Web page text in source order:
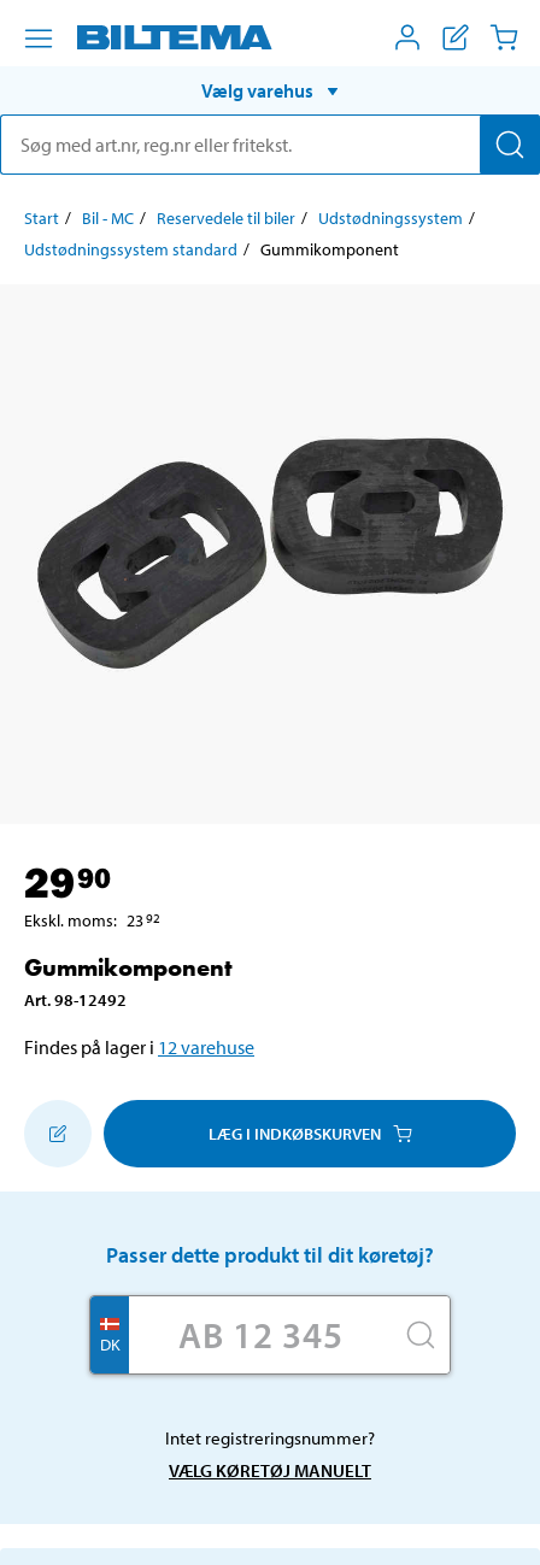
Vælg varehus
Start Bil - MC Reservedele til biler
Udstødningssystem
Udstødningssystem standard
Gummikomponent
2990
Ekskl. moms: 2392
Gummikomponent
Art.98-12492
Findes på lager i 12 varehuse
LÆG I INDKØBSKURVEN
Passer dette produkt til dit køretøj?
DK
Intet registreringsnummer?
VÆLG KØRETØJ MANUELT